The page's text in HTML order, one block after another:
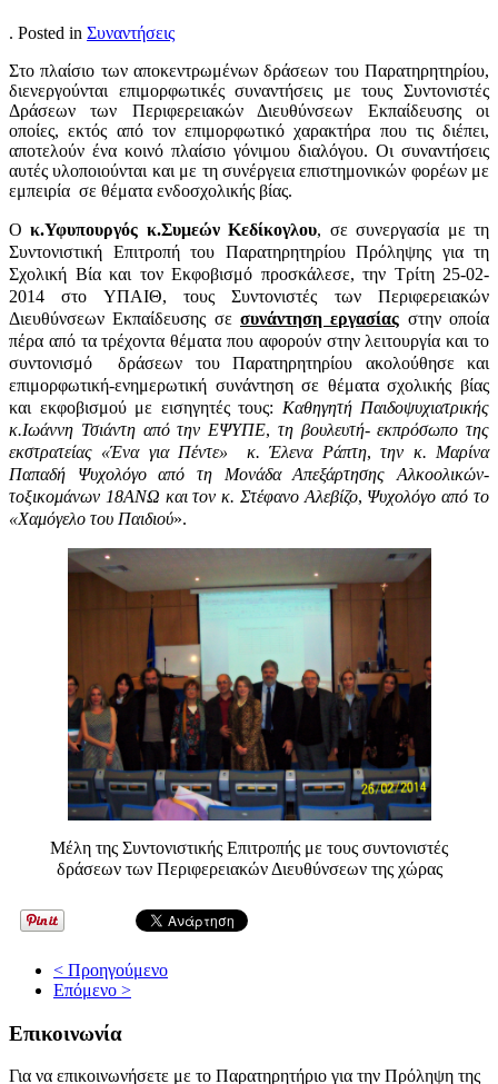
. Posted in Συναντήσεις
Στο πλαίσιο των αποκεντρωμένων δράσεων του Παρατηρητηρίου,
διενεργούνται επιμορφωτικές συναντήσεις με τους Συντονιστές
Δράσεων των Περιφερειακών Διευθύνσεων Εκπαίδευσης οι
οποίες, εκτός από τον επιμορφωτικό χαρακτήρα που τις διέπει,
αποτελούν ένα κοινό πλαίσιο γόνιμου διαλόγου. Οι συναντήσεις
αυτές υλοποιούνται και με τη συνέργεια επιστημονικών φορέων με
εμπειρία σε θέματα ενδοσχολικής βίας.
Oκ.Υφυπουργός κ.Συμεών Κεδίκογλου, σε συνεργασία με τη
Συντονιστική Επιτροπή του Παρατηρητηρίου Πρόληψης για τη
Σχολική Βία και τον Εκφοβισμό προσκάλεσε, την Τρίτη 25-02-
2014 στο ΥΠΑΙΘ, τους Συντονιστές των Περιφερειακών
Διευθύνσεων Εκπαίδευσης σε συνάντηση εργασίας στην οποία
πέρα από τα τρέχοντα θέματα που αφορούν στην λειτουργία και το
συντονισμό
δράσεων του Παρατηρητηρίου ακολούθησε και
επιμορφωτική-ενημερωτική συνάντηση σε θέματα σχολικής βίας
και εκφοβισμού με εισηγητές τους: Καθηγητή Παιδοψυχιατρικής
κ.Ιωάννη Τσιάντη από την ΕΨΥΠΕ, τη βουλευτή- εκπρόσωπο της
εκστρατείας «Ένα για Πέντε» κ. Έλενα Ράπτη,την κ. Μαρίνα
Παπαδή Ψυχολόγο από τη Μονάδα Απεξάρτησης Αλκοολικών-
τοξικομάνων 18ΑΝΩ και τον κ. Στέφανο Αλεβίζο, Ψυχολόγο από το
«Χαμόγελο του Παιδιού».
Μέλη της Συντονιστικής Επιτροπής με τους συντονιστές
δράσεων των Περιφερειακών Διευθύνσεων της χώρας
< Προηγούμενο
Επόμενο >
Επικοινωνία
Για να επικοινωνήσετε με το Παρατηρητήριο για την Πρόληψη της